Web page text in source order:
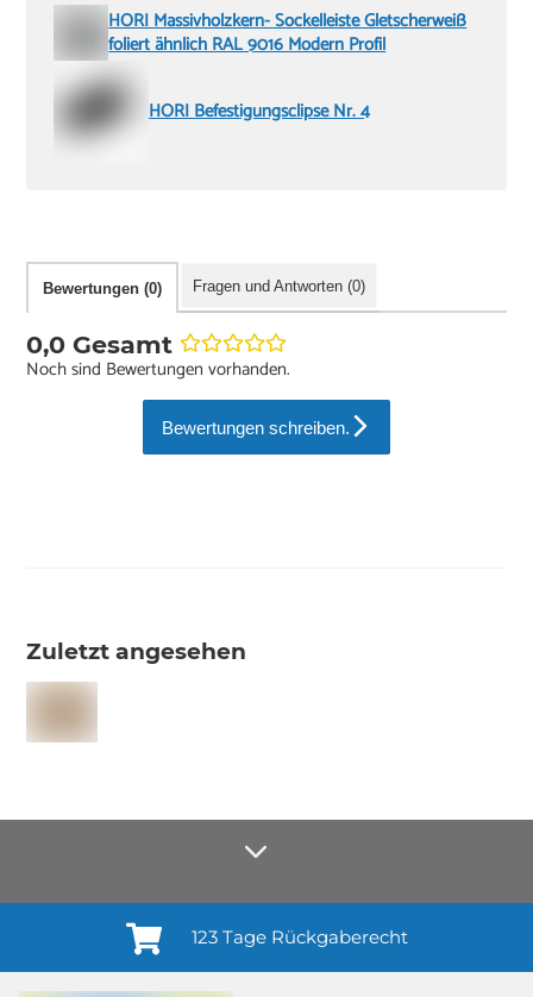
HORI Massivholzkern- Sockelleiste Gletscherweiß
foliert ähnlich RAL 9016 Modern Profil
HORI Befestigungsclipse Nr. 4
Bewertungen (0) Fragen und Antworten (0)
0,0 Gesamt
Noch sind Bewertungen vorhanden.
Bewertungen schreiben.
Zuletzt angesehen
Anmelden¹
123 Tage Rückgaberecht